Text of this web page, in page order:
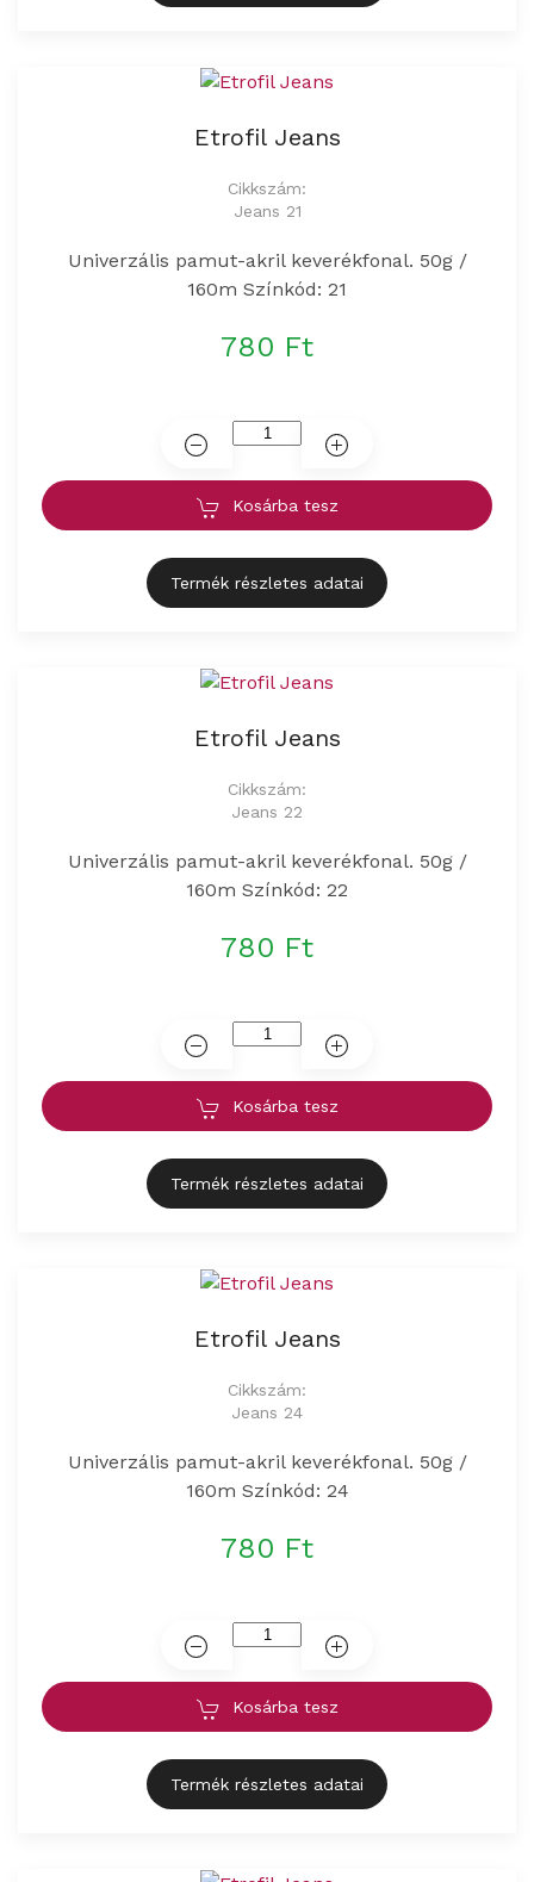
Etrofil Jeans
Cikkszám:
Jeans 21
Univerzális pamut-akril keverékfonal. 50g /
160m Színkód: 21
780 Ft
Kosárba tesz
Termék részletes adatai
Etrofil Jeans
Cikkszám:
Jeans 22
Univerzális pamut-akril keverékfonal. 50g /
160m Színkód: 22
780 Ft
Kosárba tesz
Termék részletes adatai
Etrofil Jeans
Cikkszám:
Jeans 24
Univerzális pamut-akril keverékfonal. 50g /
160m Színkód: 24
780 Ft
Kosárba tesz
Termék részletes adatai